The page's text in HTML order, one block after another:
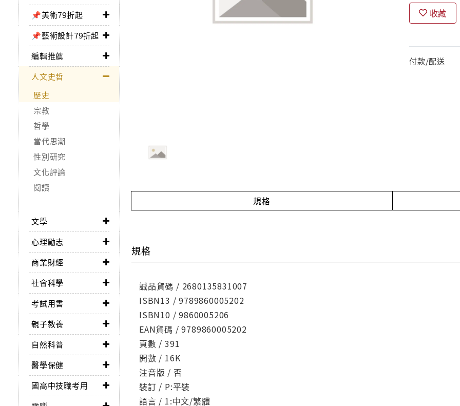
📌美術79折起
📌藝術設計79折起
編輯推薦
人文史哲
歷史
宗教
哲學
當代思潮
性別研究
文化評論
閱讀
文學
心理勵志
商業財經
社會科學
考試用書
親子教養
自然科普
醫學保健
國高中技職考用
收藏
付款/配送
規格
規格
誠品貨碼 / 2680135831007
ISBN13 / 9789860005202
ISBN10 / 9860005206
EAN貨碼 / 9789860005202
頁數 / 391
開數 / 16K
注音版 / 否
裝訂 / P:平裝
語言 / 1:中文/繁體